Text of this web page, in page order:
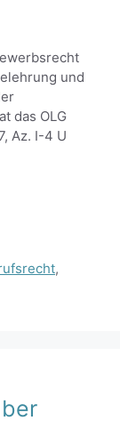
und
das OLG
Az. I-4 U
,